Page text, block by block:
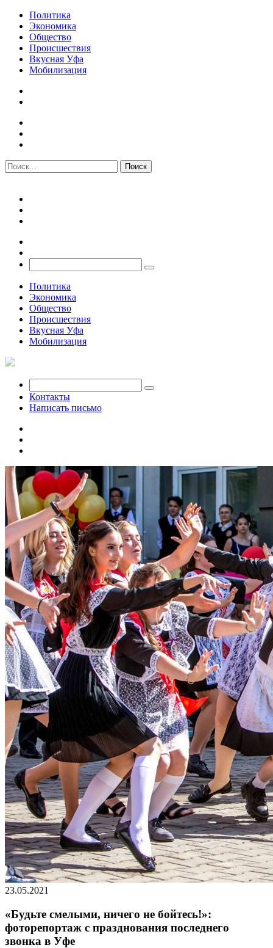
Политика
Экономика
Общество
Происшествия
Вкусная Уфа
Мобилизация
Политика
Экономика
Общество
Происшествия
Вкусная Уфа
Мобилизация
Контакты
Написать письмо
23.05.2021
«Будьте смелыми, ничего не бойтесь!‎»‎:
фоторепортаж с празднования последнего
звонка в Уфе